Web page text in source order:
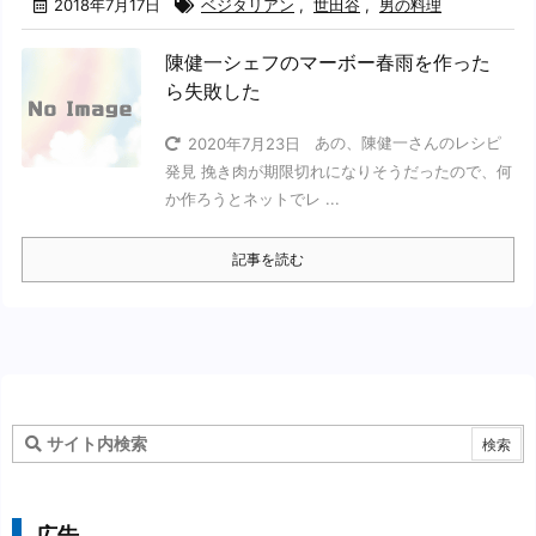
2018年7月17日 ベジタリアン , 世田谷 , 男の料理
陳健一シェフのマーボー春雨を作った
ら失敗した
2020年7月23日
あの、陳健一さんのレシピ
発見 挽き肉が期限切れになりそうだったので、何
か作ろうとネットでレ ...
記事を読む